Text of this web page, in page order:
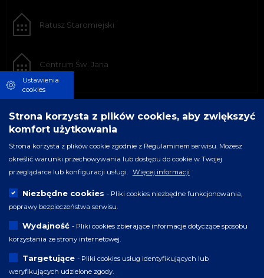
Ratusz Staromiejski
Centrum Św. Jana
Ustawienia
cookies
Strona korzysta z plików cookies, aby zwiększyć
komfort użytkowania
Strona korzysta z plików cookie zgodnie z Regulaminem serwisu. Możesz
określić warunki przechowywania lub dostępu do cookie w Twojej
przeglądarce lub konfiguracji usługi.
Więcej informacji
Niezbędne cookies - Pliki cookies niezbędne funkcjonowania,
poprawy bezpieczeństwa serwisu.
Wydajność - Pliki cookies zbierające informacje dotyczące sposobu
korzystania ze strony internetowej.
Targetujące - Pliki cookies usług identyfikujących lub
weryfikujących udzielone zgody.